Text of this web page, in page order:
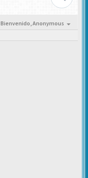
Bienvenido,Anonymous